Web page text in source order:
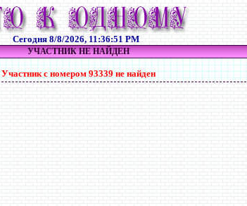
Сегодня 8/8/2026, 11:36:52 PM
УЧАСТНИК НЕ НАЙДЕН
Участник с номером 93339 не найден